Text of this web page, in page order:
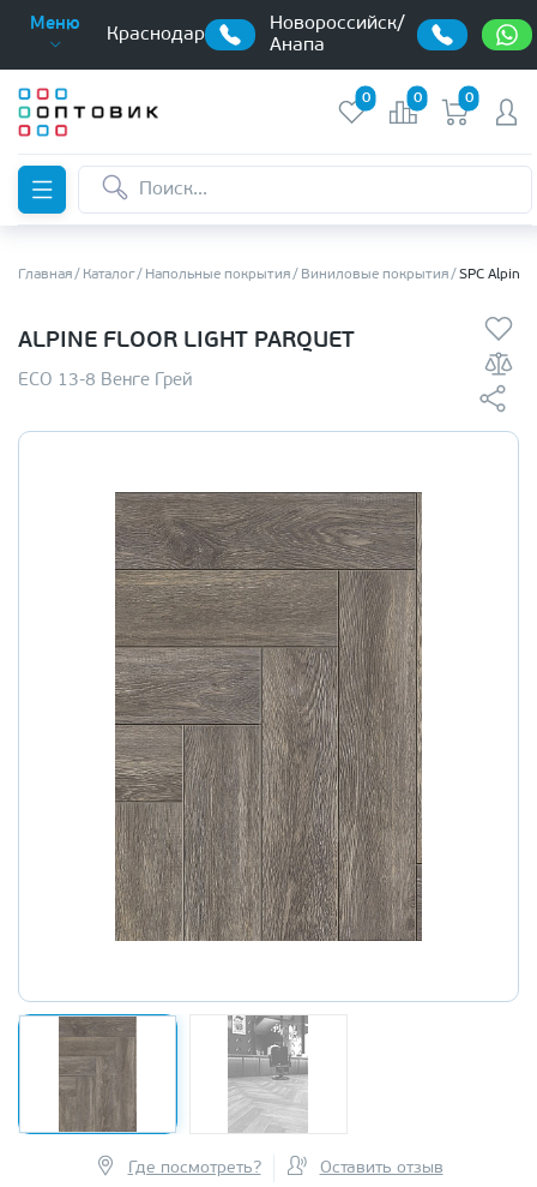
Меню
Краснодар
Новороссийск/
Анапа
0 0 0
Главная Каталог Напольные покрытия Виниловые покрытия SPC Alpine
ALPINE FLOOR LIGHT PARQUET
ЕСО 13-8 Венге Грей
Где посмотреть? Оставить отзыв